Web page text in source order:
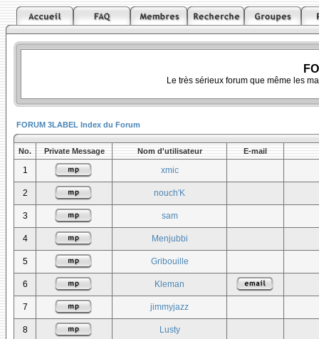
Le très sérieux forum que même les
FORUM 3LABEL Index du Forum
No. Private Message Nom d'utilisateur E-mail
1 xmic
2 nouch'K
3 sam
4 Menjubbi
5 Gribouille
6 Kleman
7 jimmyjazz
8 Lusty